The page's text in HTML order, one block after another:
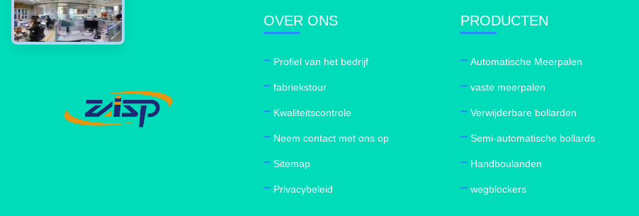
OVER ONS
Profiel van het bedrijf
fabriekstour
Kwaliteitscontrole
Neem contact met ons op
Sitemap
Privacybeleid
PRODUCTEN
Automatische Meerpalen
vaste meerpalen
Verwijderbare bollarden
Semi-automatische bollards
Handboulanden
wegblockers